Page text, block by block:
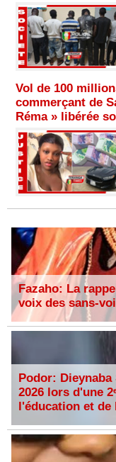
Vol de 100
commerçant de
Réma » libérée
Fazaho: La
voix des sans-
Podor:
2026 lors d'une
l'éducation et de